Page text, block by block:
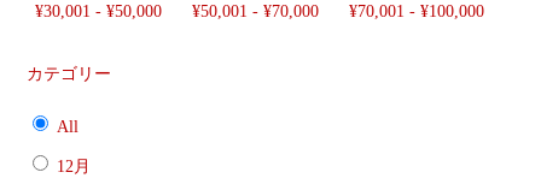
¥30,001 -¥50,000 ¥50,001 -¥70,000 ¥70,001 -¥100,000
カテゴリー
All
12月